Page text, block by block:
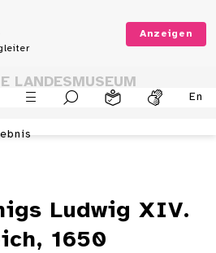
Anzeigen
En
LANDESMUSEUM
Ludwig XIV.
1650